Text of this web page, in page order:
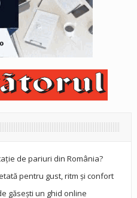
de pariuri din România?
pentru gust, ritm și confort
găsești un ghid online